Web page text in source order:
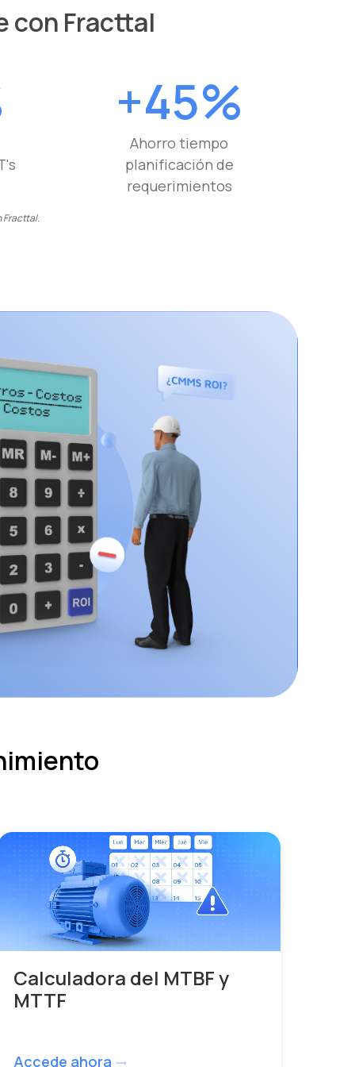
con Fracttal
+45%
Ahorro tiempo
planificación de
requerimientos
Fracttal.
Calculadora del MTBF y
MTTF
Accede ahora trending_flat